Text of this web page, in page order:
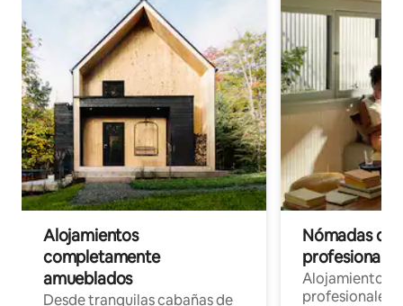
Alojamientos
completamente
amueblados
Desde tranquilas cabañas de
Nómadas
Alojamientos
profesionales